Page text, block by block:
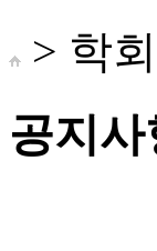
> 학
공지사